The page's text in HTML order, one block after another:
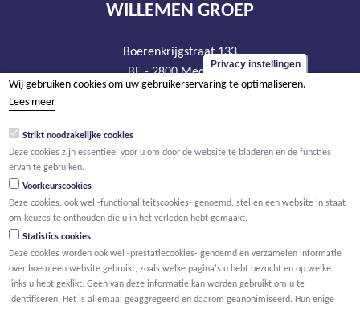
WILLEMEN GROEP
Boerenkrijgstraat 133
BE - 2800 Mechelen
tel +32 15 569 965
BTW BE 0466.256.432
Privacy instellingen
Wij gebruiken cookies om uw gebruikerservaring te optimaliseren.
Lees meer
Strikt noodzakelijke cookies
Deze cookies zijn essentieel voor u om door de website te bladeren en de functies
ervan te gebruiken.
Voorkeurscookies
Deze cookies, ook wel -functionaliteitscookies- genoemd, stellen een website in staat
om keuzes te onthouden die u in het verleden hebt gemaakt.
Statistics cookies
Deze cookies worden ook wel -prestatiecookies- genoemd en verzamelen informatie
over hoe u een website gebruikt, zoals welke pagina's u hebt bezocht en op welke
links u hebt geklikt. Geen van deze informatie kan worden gebruikt om u te
identificeren. Het is allemaal geaggregeerd en daarom geanonimiseerd. Hun enige